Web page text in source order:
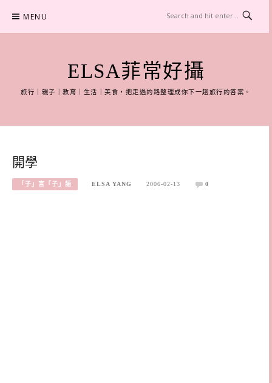
content
MENU
ELSA菲常好攝
旅行｜親子｜教育｜生活｜美食，把走過的路整理成你下一趟旅行的答案。
開學
「子」言「子」語 ELSA YANG 2006-02-13 0